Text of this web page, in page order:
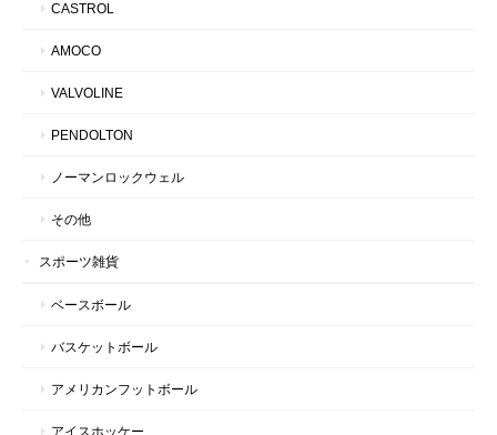
CASTROL
AMOCO
VALVOLINE
PENDOLTON
ノーマンロックウェル
その他
スポーツ雑貨
ベースボール
バスケットボール
アメリカンフットボール
アイスホッケー